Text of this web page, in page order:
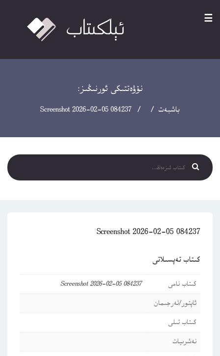
☰
نۆۋەتتىكى ئورنىڭىز:
باشبەت / / Screenshot 2026-02-05 084237
Screenshot 2026-02-05 084237
كىتاب تەپسىلاتى
كىتاب نامى
Screenshot 2026-02-05 084237
ئاپتور/تەرجىمان
كىتاب تىلى
نەشرىيات